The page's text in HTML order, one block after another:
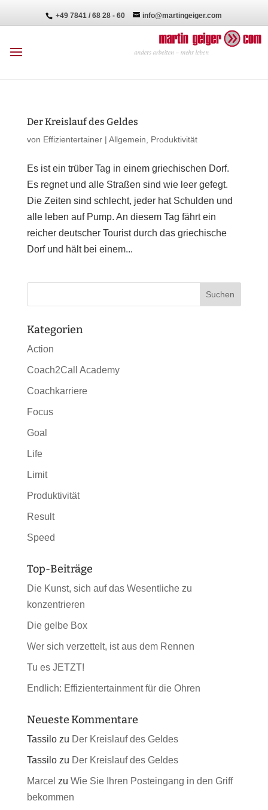
+49 7841 / 68 28 - 60 info@martingeiger.com
Der Kreislauf des Geldes
von Effizientertainer| Allgemein Produktivität
Es ist ein trüber Tag in einem griechischen Dorf.
Es regnet und alle Straßen sind wie leer gefegt.
Die Zeiten sind schlecht, jeder hat Schulden und
alle leben auf Pump. An diesem Tag fährt ein
reicher deutscher Tourist durch das griechische
Dorf und hält bei einem...
Kategorien
Action
Coach2Call Academy
Coachkarriere
Focus
Goal
Life
Limit
Produktivität
Result
Speed
Top-Beiträge
Die Kunst, sich auf das Wesentliche zu
konzentrieren
Die gelbe Box
Wer sich verzettelt, ist aus dem Rennen
Tu es JETZT!
Endlich: Effizientertainment für die Ohren
Neueste Kommentare
Tassilozu Der Kreislauf des Geldes
Tassilozu Der Kreislauf des Geldes
Marcel zu Wie Sie Ihren Posteingang in den Griff
bekommen